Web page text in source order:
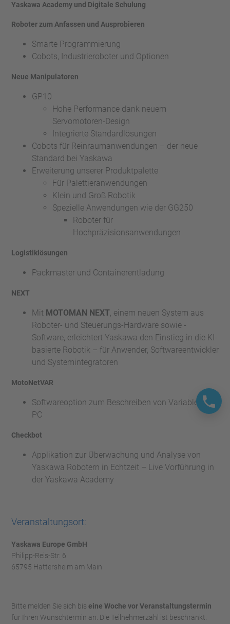
Yaskawa Academy und Digitale Schulung
Roboter zum Anfassen und Ausprobieren
Smarte Programmierung
Cobots, Industrieroboter und Optionen
Neue Manipulatoren
GP10
Hohe Performance dank neuem
Servomotoren-Design
Integrierte Standardlösungen
Cobots für Reinraumanwendungen – der neue
Standard bei Yaskawa
Erweiterung unserer Produktpalette
Für Palettieranwendungen
Klein und Groß Robotik
Spezielle Anwendungen wie der GG250
Roboter für
Hochpräzisionsanwendungen
Logistiklösungen
Packmaster und Containerentladung
NEXT
Mit MOTOMAN NEXT, einem neuen System aus
Roboter- und Steuerungs-Hardware sowie -
Software, erleichtert Yaskawa den Einstieg in die KI-
basierte Robotik – für Anwender, Softwareentwickler
und Systemintegratoren
MotoNetVAR
Softwareoption zum Beschreiben von Variablen am
PC
Checkbot
Applikation zur Überwachung und Analyse von
Yaskawa Robotern in Echtzeit – Live Vorführung in
der Yaskawa Academy
Veranstaltungsort:
Yaskawa Europe GmbH
Philipp-Reis-Str. 6
65795 Hattersheim am Main
Bitte melden Sie sich bis eine Woche vor Veranstaltungstermin
für Ihren Wunschtermin an. Die Teilnehmerzahl ist beschränkt.